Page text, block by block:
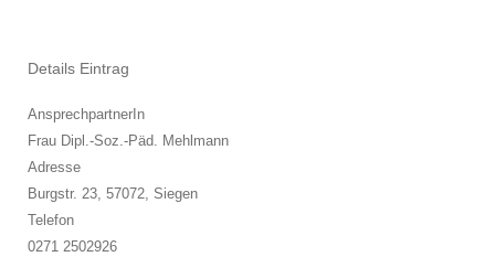
Details Eintrag
AnsprechpartnerIn
Frau Dipl.-Soz.-Päd. Mehlmann
Adresse
Burgstr. 23, 57072, Siegen
Telefon
0271 2502926